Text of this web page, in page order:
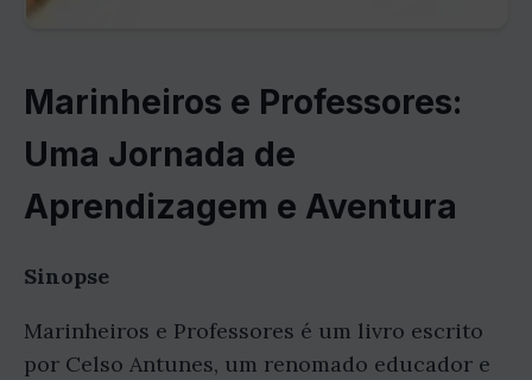
Marinheiros e Professores:
Uma Jornada de
Aprendizagem e Aventura
Sinopse
Marinheiros e Professores é um livro escrito
por Celso Antunes, um renomado educador e